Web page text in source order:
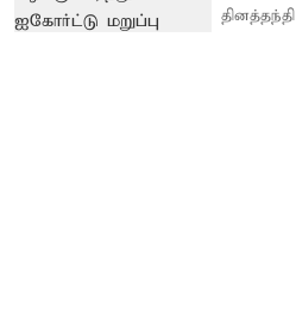
தினத்தந்தி